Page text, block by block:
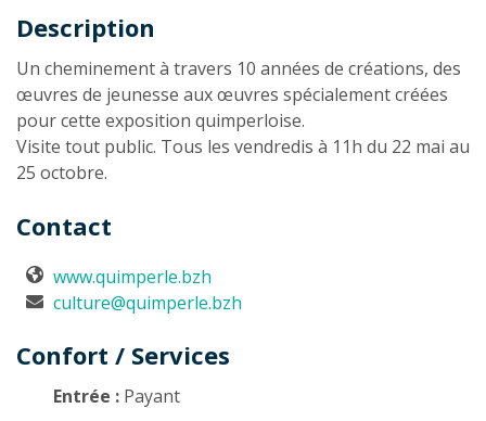
Description
Description
Un cheminement à travers 10 années de créations, des
œuvres de jeunesse aux œuvres spécialement créées
pour cette exposition quimperloise.
Visite tout public. Tous les vendredis à 11h du 22 mai au
25 octobre.
Contact
www.quimperle.bzh
culture@quimperle.bzh
Confort / Services
Entrée : Payant